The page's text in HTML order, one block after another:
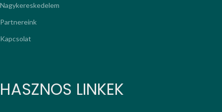
Nagykereskedelem
Partnereink
Kapcsolat
HASZNOS LINKEK